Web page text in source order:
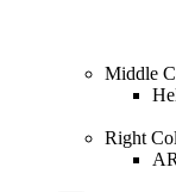
Middle
Right